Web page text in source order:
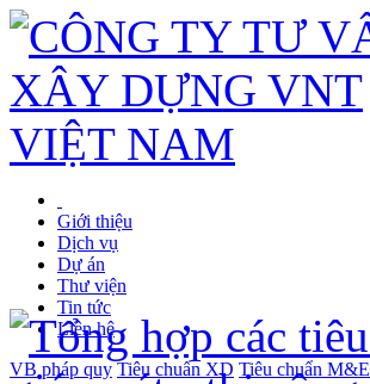
Giới thiệu
Dịch vụ
Dự án
Thư viện
Tin tức
Liên hệ
VB pháp quy Tiêu chuẩn XD Tiêu chuẩn M&E